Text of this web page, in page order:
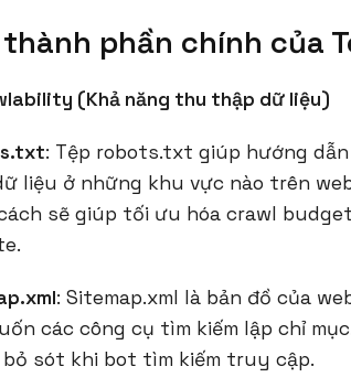
phần chính của
(Khả năng thu thập dữ liệu)
: Tệp robots.txt giúp hướng
liệu ở những khu vực nào trên
sẽ giúp tối ưu hóa crawl
: Sitemap.xml là bản đồ của
các công cụ tìm kiếm lập chỉ
bỏ sót khi bot tìm kiếm truy cập.